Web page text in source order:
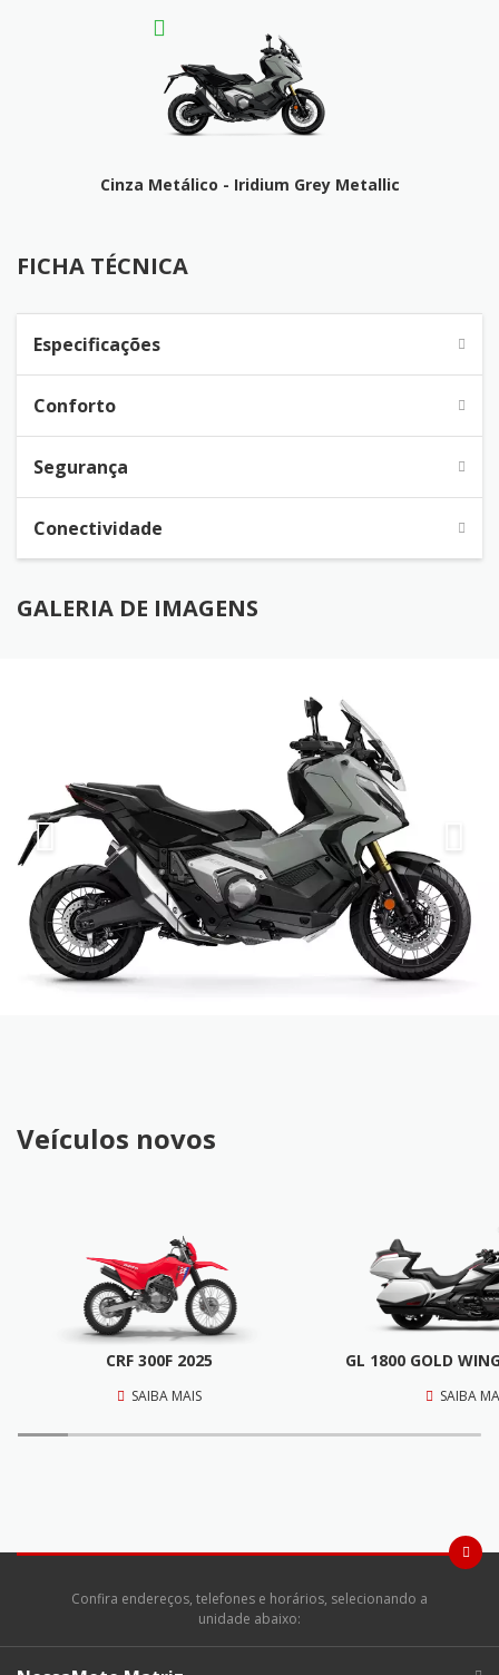
Cinza Metálico - Iridium Grey Metallic
FICHA TÉCNICA
Especificações
Conforto
Segurança
Conectividade
GALERIA DE IMAGENS
Veículos novos
CRF 300F 2025
SAIBA MAIS
GL 1800 GOLD
SAIBA
Confira endereços, telefones e horários, selecionando a
unidade abaixo: